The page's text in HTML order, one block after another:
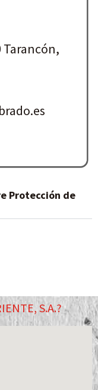
Tarancón,
Protección de
S.A.?